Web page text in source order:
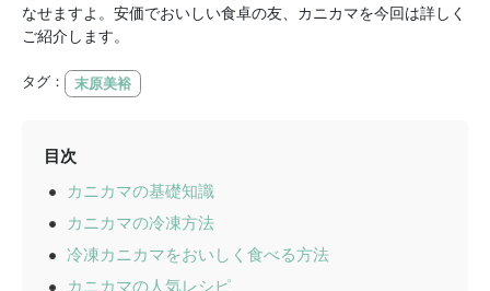
なせますよ。安価でおいしい食卓の友、カニカマを今回は詳しく
ご紹介します。
タグ： 末原美裕
目次
カニカマの基礎知識
カニカマの冷凍方法
冷凍カニカマをおいしく食べる方法
カニカマの人気レシピ